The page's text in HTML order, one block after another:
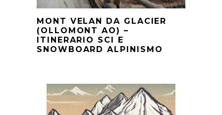
MONT VELAN DA GLACIER
(OLLOMONT AO) –
ITINERARIO SCI E
SNOWBOARD ALPINISMO